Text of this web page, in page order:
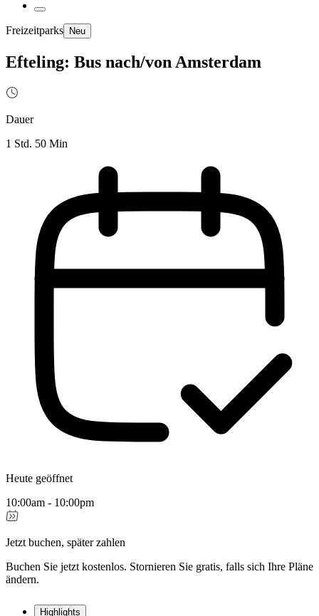
Freizeitparks Neu
Efteling: Bus nach/von Amsterdam
Dauer
1 Std. 50 Min
Heute geöffnet
10:00am - 10:00pm
Jetzt buchen, später zahlen
Buchen Sie jetzt kostenlos. Stornieren Sie gratis, falls sich Ihre Pläne
ändern.
Highlights